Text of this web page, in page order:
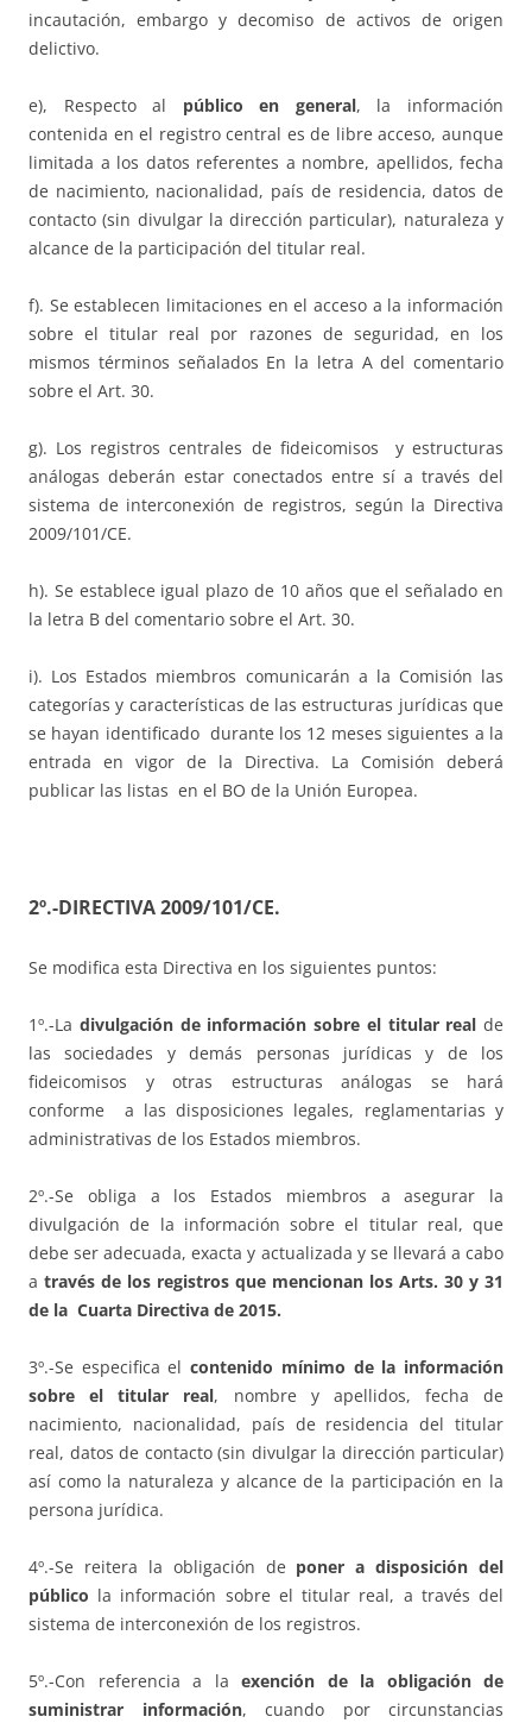
incautación, embargo y decomiso de activos de origen
delictivo.
e), Respecto al público en general, la información
contenida en el registro central es de libre acceso, aunque
limitada a los datos referentes a nombre, apellidos, fecha
de nacimiento, nacionalidad, país de residencia, datos de
contacto (sin divulgar la dirección particular), naturaleza y
alcance de la participación del titular real.
f). Se establecen limitaciones en el acceso a la información
sobre el titular real por razones de seguridad, en los
mismos términos señalados En la letra A del comentario
sobre el Art. 30.
g). Los registros centrales de fideicomisos y estructuras
análogas deberán estar conectados entre sí a través del
sistema de interconexión de registros, según la Directiva
2009/101/CE.
h). Se establece igual plazo de 10 años que el señalado en
la letra B del comentario sobre el Art. 30.
i). Los Estados miembros comunicarán a la Comisión las
categorías y características de las estructuras jurídicas que
se hayan identificado durante los 12 meses siguientes a la
entrada en vigor de la Directiva. La Comisión deberá
publicar las listas en el BO de la Unión Europea.
2º.-DIRECTIVA 2009/101/CE.
Se modifica esta Directiva en los siguientes puntos:
1º.-La divulgación de información sobre el titular real de
las sociedades y demás personas jurídicas y de los
fideicomisos y otras estructuras análogas se hará
conforme a las disposiciones legales, reglamentarias y
administrativas de los Estados miembros.
2º.-Se obliga a los Estados miembros a asegurar la
divulgación de la información sobre el titular real, que
debe ser adecuada, exacta y actualizada y se llevará a cabo
a través de los registros que mencionan los Arts. 30 y 31
de la Cuarta Directiva de 2015.
3º.-Se especifica elcontenido mínimo de la información
sobre el titular real, nombre y apellidos, fecha de
nacimiento, nacionalidad, país de residencia del titular
real, datos de contacto (sin divulgar la dirección particular)
así como la naturaleza y alcance de la participación en la
persona jurídica.
4º.-Se reitera la obligación de poner a disposición del
público la información sobre el titular real, a través del
sistema de interconexión de los registros.
5º.-Con referencia a la exención de la obligación de
suministrar información, cuando por circunstancias